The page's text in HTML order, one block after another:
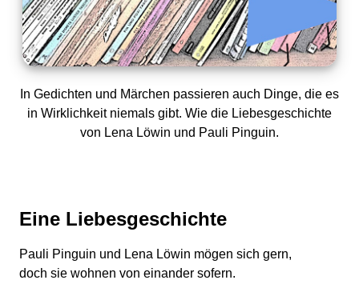
In Gedichten und Märchen passieren auch Dinge, die es
in Wirklichkeit niemals gibt. Wie die Liebesgeschichte
von Lena Löwin und Pauli Pinguin.
Eine Liebesgeschichte
Pauli Pinguin und Lena Löwin mögen sich gern,
doch sie wohnen von einander sofern.